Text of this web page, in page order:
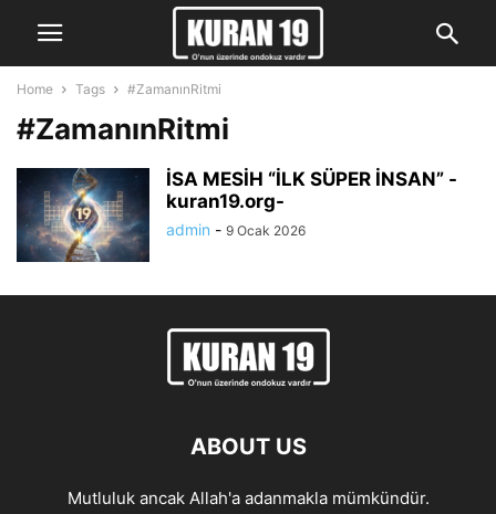
Home Tags #ZamanınRitmi
#ZamanınRitmi
İSA MESİH “İLK SÜPER İNSAN” -
kuran19.org-
admin - 9 Ocak 2026
ABOUT US
Mutluluk ancak Allah'a adanmakla mümkündür.